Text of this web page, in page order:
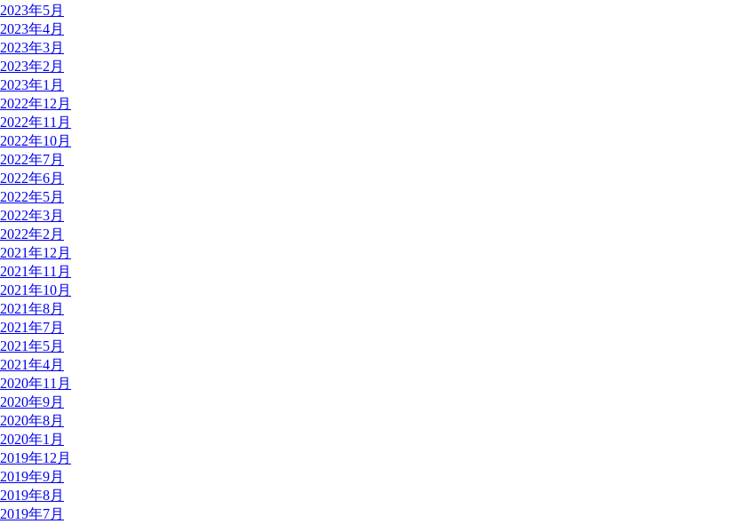
2023年5月
2023年4月
2023年3月
2023年2月
2023年1月
2022年12月
2022年11月
2022年10月
2022年7月
2022年6月
2022年5月
2022年3月
2022年2月
2021年12月
2021年11月
2021年10月
2021年8月
2021年7月
2021年5月
2021年4月
2020年11月
2020年9月
2020年8月
2020年1月
2019年12月
2019年9月
2019年8月
2019年7月